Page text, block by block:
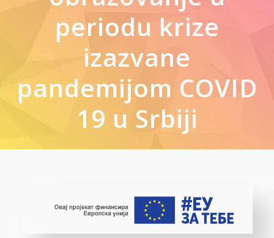
periodu krize
izazvane
pandemijom COVID
19 u Srbiji